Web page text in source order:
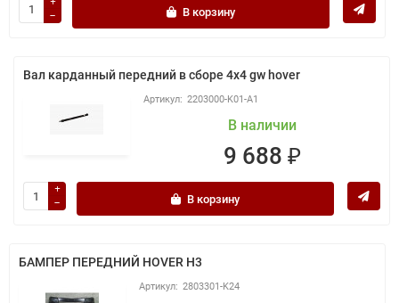
В корзину
Вал карданный передний в сборе 4х4 gw hover
2203000-K01-A1
В наличии
9 688 ₽
В корзину
БАМПЕР ПЕРЕДНИЙ HOVER H3
2803301-K24